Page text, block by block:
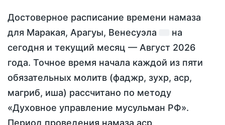
Достоверное расписание времени намаза
для Маракая, Арагуы, Венесуэла
на
сегодня и текущий месяц — Август 2026
года. Точное время начала каждой из пяти
обязательных молитв (фаджр, зухр, аср,
магриб, иша) рассчитано по методу
«Духовное управление мусульман РФ».
Период проведения намаза аср